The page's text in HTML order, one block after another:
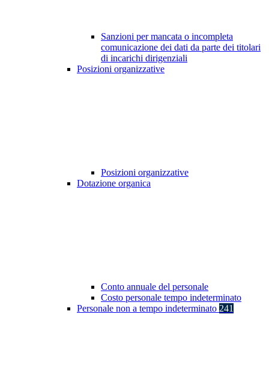
Sanzioni per mancata o incompleta
comunicazione dei dati da parte dei titolari
di incarichi dirigenziali
Posizioni organizzative
Posizioni organizzative
Dotazione organica
Conto annuale del personale
Costo personale tempo indeterminato
Personale non a tempo indeterminato 241